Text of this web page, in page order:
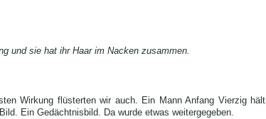
und sie hat ihr Haar im Nacken zusammen.
Wirkung flüsterten wir auch. Ein Mann Anfang Vierzig hält
Ein Gedächtnisbild. Da wurde etwas weitergegeben.